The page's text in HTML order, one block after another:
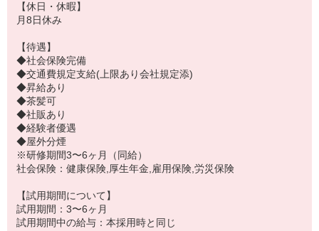
【休日・休暇】
月8日休み
【待遇】
◆社会保険完備
◆交通費規定支給(上限あり会社規定添)
◆昇給あり
◆茶髪可
◆社販あり
◆経験者優遇
◆屋外分煙
※研修期間3〜6ヶ月（同給）
社会保険：健康保険,厚生年金,雇用保険,労災保険
【試用期間について】
試用期間：3〜6ヶ月
試用期間中の給与：本採用時と同じ